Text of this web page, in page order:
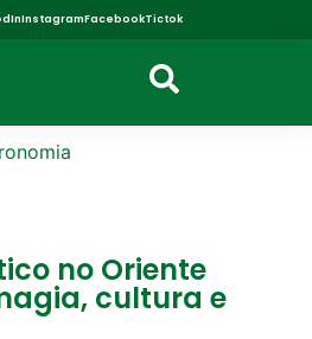
InstagramFacebookTictok
no Oriente
cultura e